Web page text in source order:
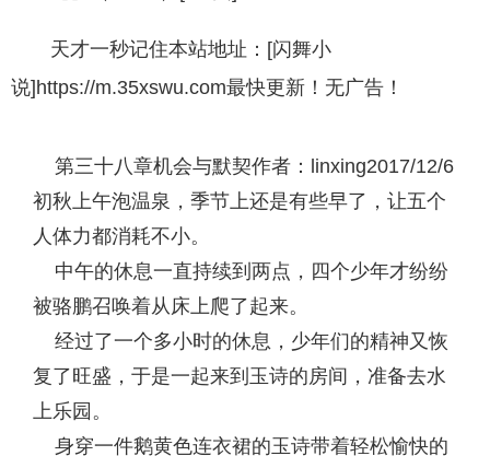
天才一秒记住本站地址：[闪舞小
说]https://m.35xswu.com最快更新！无广告！
第三十八章机会与默契作者：linxing2017/12/6
初秋上午泡温泉，季节上还是有些早了，让五个
人体力都消耗不小。
中午的休息一直持续到两点，四个少年才纷纷
被骆鹏召唤着从床上爬了起来。
经过了一个多小时的休息，少年们的精神又恢
复了旺盛，于是一起来到玉诗的房间，准备去水
上乐园。
身穿一件鹅黄色连衣裙的玉诗带着轻松愉快的